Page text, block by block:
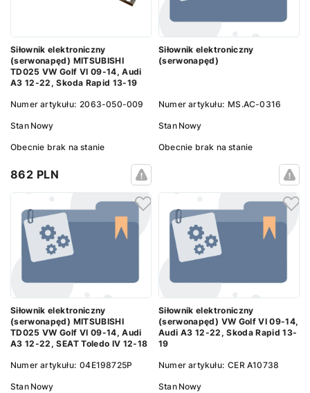
Siłownik elektroniczny
(serwonapęd) MITSUBISHI
TD025 VW Golf VI 09-14, Audi
A3 12-22, Skoda Rapid 13-19
Numer artykułu: 2063-050-009
Stan Nowy
Obecnie brak na stanie
862 PLN
Siłownik elektroniczny
(serwonapęd)
Numer artykułu: MS.AC-0316
Stan Nowy
Obecnie brak na stanie
Siłownik elektroniczny
(serwonapęd) MITSUBISHI
TD025 VW Golf VI 09-14, Audi
A3 12-22, SEAT Toledo IV 12-18
Numer artykułu: 04E198725P
Stan Nowy
Siłownik elektroniczny
(serwonapęd) VW Golf VI 09-14,
Audi A3 12-22, Skoda Rapid 13-
19
Numer artykułu: CER A10738
Stan Nowy